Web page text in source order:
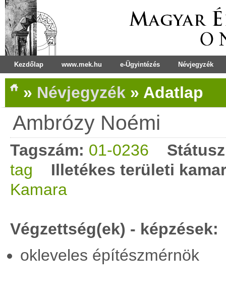
Kezdőlap www.mek.hu e-Ügyintézés Névjegyzék
» Névjegyzék » Adatlap
Ambrózy Noémi
Tagszám: 01-0236
tag
Illetékes területi
Kamara
Végzettség(ek) - képzések:
okleveles építészmérnök